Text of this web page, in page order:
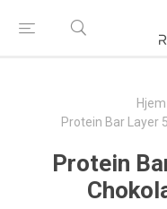
Hjem
Protein Bar Layer
Protein